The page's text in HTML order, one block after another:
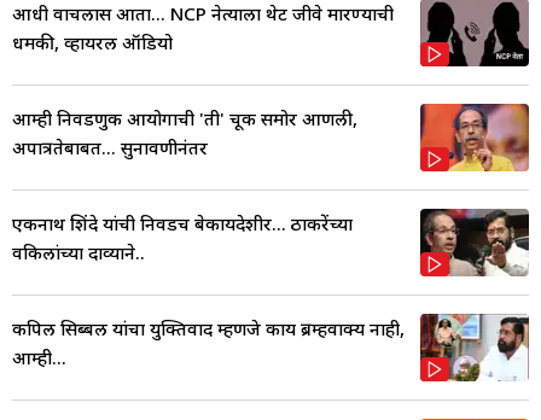
आधी वाचलास आता... NCP नेत्याला थेट जीवे मारण्याची
धमकी, व्हायरल ऑडियो
आम्ही निवडणुक आयोगाची 'ती' चूक समोर आणली,
अपात्रतेबाबत... सुनावणीनंतर
एकनाथ शिंदे यांची निवडच बेकायदेशीर... ठाकरेंच्या
वकिलांच्या दाव्याने..
कपिल सिब्बल यांचा युक्तिवाद म्हणजे काय ब्रम्हवाक्य नाही,
आम्ही...